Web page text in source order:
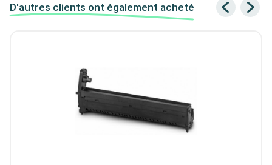
D'autres clients ont également acheté